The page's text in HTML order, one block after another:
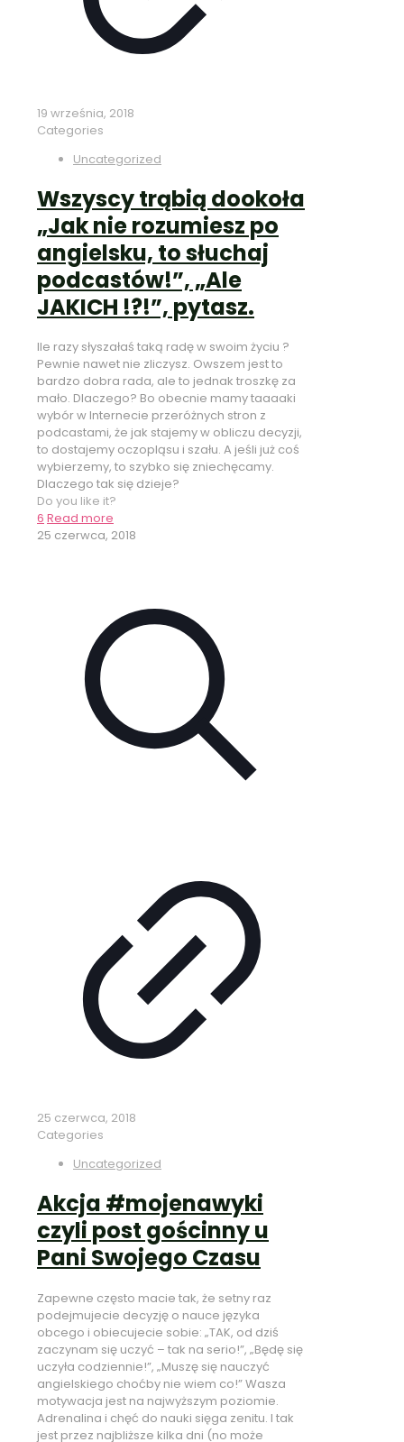
19 września, 2018
Categories
Uncategorized
Wszyscy trąbią dookoła
„Jak nie rozumiesz po
angielsku, to słuchaj
podcastów!”, „Ale
JAKICH !?!”, pytasz.
Ile razy słyszałaś taką radę w swoim życiu ?
Pewnie nawet nie zliczysz. Owszem jest to
bardzo dobra rada, ale to jednak troszkę za
mało. Dlaczego? Bo obecnie mamy taaaaki
wybór w Internecie przeróżnych stron z
podcastami, że jak stajemy w obliczu decyzji,
to dostajemy oczopląsu i szału. A jeśli już coś
wybierzemy, to szybko się zniechęcamy.
Dlaczego tak się dzieje?
Do you like it?
6 Read more
25 czerwca, 2018
25 czerwca, 2018
Categories
Uncategorized
Akcja #mojenawyki
czyli post gościnny u
Pani Swojego Czasu
Zapewne często macie tak, że setny raz
podejmujecie decyzję o nauce języka
obcego i obiecujecie sobie: „TAK, od dziś
zaczynam się uczyć – tak na serio!”, „Będę się
uczyła codziennie!”, „Muszę się nauczyć
angielskiego choćby nie wiem co!” Wasza
motywacja jest na najwyższym poziomie.
Adrenalina i chęć do nauki sięga zenitu. I tak
jest przez najbliższe kilka dni (no może